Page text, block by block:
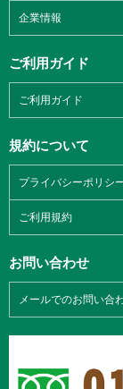
企業情報
ご利用ガイド
ご利用ガイド
規約について
プライバシーポリシ
ご利用規約
お問い合わせ
メールでのお問い合